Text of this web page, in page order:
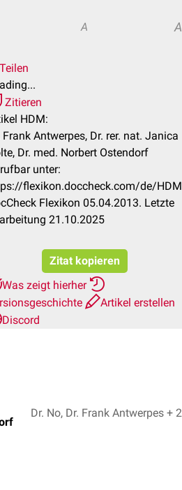
A A
Teilen
Zitieren
HDM:
Frank Antwerpes, Dr. rer. nat. Janica
Dr. med. Norbert Ostendorf
unter:
flexikon.doccheck.com/de/HDM
Flexikon 05.04.2013. Letzte
21.10.2025
Zitat kopieren
Was zeigt hierher
Artikel erstellen
Discord
Dr. No, Dr. Frank Antwerpes + 2